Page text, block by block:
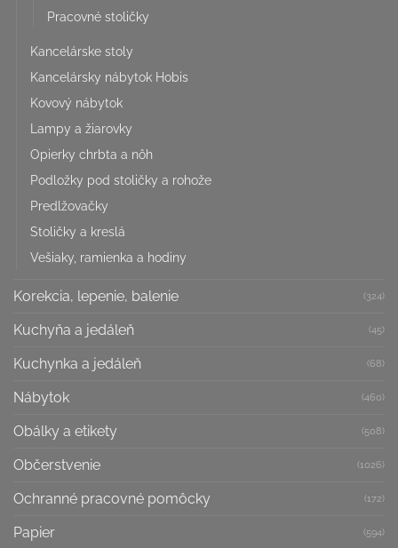
Pracovné stoličky
Kancelárske stoly
Kancelársky nábytok Hobis
Kovový nábytok
Lampy a žiarovky
Opierky chrbta a nôh
Podložky pod stoličky a rohože
Predlžovačky
Stoličky a kreslá
Vešiaky, ramienka a hodiny
Korekcia, lepenie, balenie (324)
Kuchyňa a jedáleň (45)
Kuchynka a jedáleň (68)
Nábytok (460)
Obálky a etikety (508)
Občerstvenie (1026)
Ochranné pracovné pomôcky (172)
Papier (594)